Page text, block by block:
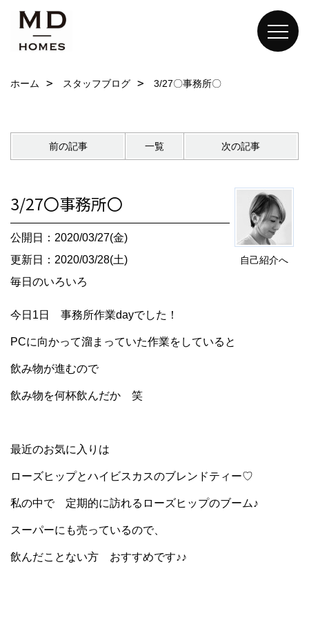
ホーム スタッフブログ 3/27〇事務所〇
前の記事 一覧 次の記事
自己紹介へ
3/27〇事務所〇
公開日：2020/03/27(金)
更新日：2020/03/28(土)
毎日のいろいろ
今日1日 事務所作業dayでした！
PCに向かって溜まっていた作業をしていると
飲み物が進むので
飲み物を何杯飲んだか 笑
最近のお気に入りは
ローズヒップとハイビスカスのブレンドティー♡
私の中で 定期的に訪れるローズヒップのブーム♪
スーパーにも売っているので、
飲んだことない方 おすすめです♪♪